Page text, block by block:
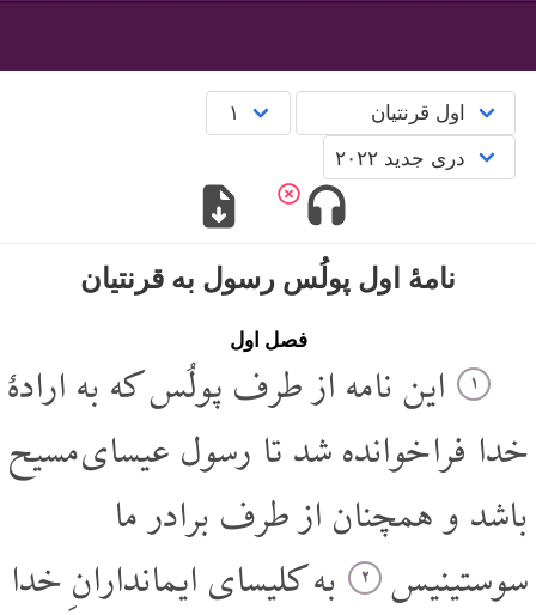
English
نامۀ اول پولُس رسول به قرنتیان
فصل اول
۱ این نامه از طرف پولُس که به ارادۀ
خدا فرا خوانده شد تا رسول عیسای مسیح
باشد و همچنان از طرف برادر ما
سوستینیس
۲ به کلیسای ایماندارانِ خدا